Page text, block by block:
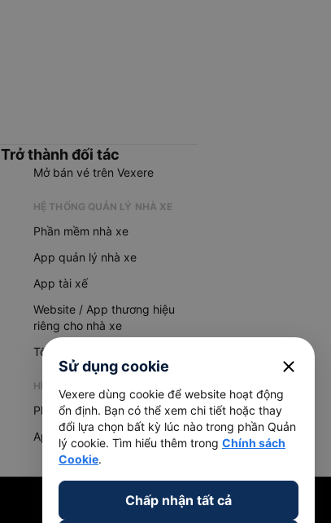
Trở thành đối tác
Mở bán vé trên Vexere
HỆ THỐNG QUẢN LÝ NHÀ XE
Phần mềm nhà xe
App quản lý nhà xe
App tài xế
Website / App thương hiệu
riêng cho nhà xe
Tổng đài AI
HỆ THỐNG QUẢN LÝ HÀNG HOÁ
Phần mềm quản lý hàng hoá
App quản lý hàng hoá
Sử dụng cookie close
Vexere dùng cookie để website hoạt động
ổn định. Bạn có thể xem chi tiết hoặc thay
đổi lựa chọn bất kỳ lúc nào trong phần Quản
lý cookie. Tìm hiểu thêm trong Chính sách
Cookie.
Chấp nhận tất cả